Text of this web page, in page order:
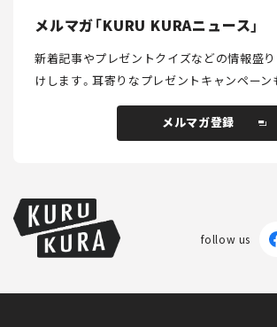
メルマガ「KURU KURAニュース」
新着記事やプレゼントクイズなどの情報盛
けします。耳寄りなプレゼントキャンペーン
メルマガ登録
follow us